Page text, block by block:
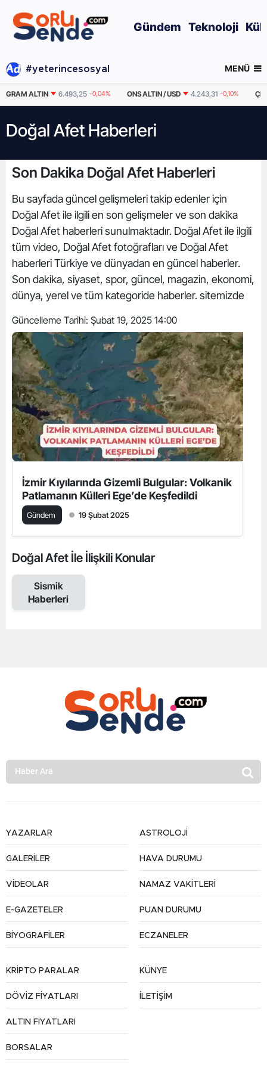
Gündem Teknoloji
#yeterincesosyal MENÜ
GRAM ALTIN 6.493,25 -0,04% ONS ALTIN / USD 4.243,31 -0,10%
Doğal Afet Haberleri
Son Dakika Doğal Afet Haberleri
Bu sayfada güncel gelişmeleri takip edenler için
Doğal Afet ile ilgili en son gelişmeler ve son dakika
Doğal Afet haberleri sunulmaktadır. Doğal Afet ile ilgili
tüm video, Doğal Afet fotoğrafları ve Doğal Afet
haberleri Türkiye ve dünyadan en güncel haberler.
Son dakika, siyaset, spor, güncel, magazin, ekonomi,
dünya, yerel ve tüm kategoride haberler. sitemizde
Güncelleme Tarihi: Şubat 19, 2025 14:00
İzmir Kıyılarında Gizemli Bulgular: Volkanik
Patlamanın Külleri Ege’de Keşfedildi
Gündem 19 Şubat 2025
Doğal Afet İle İlişkili Konular
Sismik
Haberleri
YAZARLAR
GALERİLER
VİDEOLAR
E-GAZETELER
BİYOGRAFİLER
ASTROLOJİ
HAVA DURUMU
NAMAZ VAKİTLERİ
PUAN DURUMU
ECZANELER
KRİPTO PARALAR
DÖVİZ FİYATLARI
ALTIN FİYATLARI
BORSALAR
KÜNYE
İLETİŞİM